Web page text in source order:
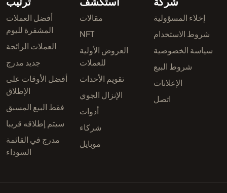
أفضل العملات
المشفرة لليوم
العملات الرائجة
جديد مدرج
أفضل الأوقات على
الإطلاق
فقط البيع المسبق
سيتم إطلاقه قريبا
مدرج في القائمة
السوداء
مقالات
NFT
العروض الأولية
للعملات
تقويم الأحداث
الإنزال الجوي
أدوات
شركاء
موبايل
إخلاء المسؤولية
شروط الاستخدام
سياسة الخصوصية
شروط البيع
الإعلانات
اتصل